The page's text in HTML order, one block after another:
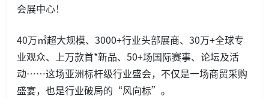
会展中心！
40万㎡超大规模、3000+行业头部展商、30万+全球专
业观众、上万款首*新品、50+场国际赛事、论坛及活
动……这场亚洲标杆级行业盛会，不仅是一场商贸采购
盛宴，也是行业破局的“风向标”。